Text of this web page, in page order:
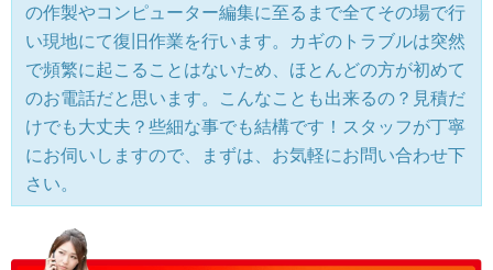
の作製やコンピューター編集に至るまで全てその場で行
い現地にて復旧作業を行います。カギのトラブルは突然
で頻繁に起こることはないため、ほとんどの方が初めて
のお電話だと思います。こんなことも出来るの？見積だ
けでも大丈夫？些細な事でも結構です！スタッフが丁寧
にお伺いしますので、まずは、お気軽にお問い合わせ下
さい。